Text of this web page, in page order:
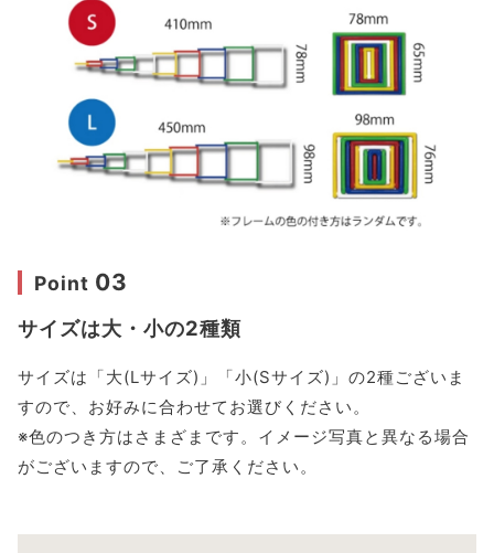
Point 03
サイズは大・小の2種類
サイズは「大(Lサイズ)」「小(Sサイズ)」の2種ございま
すので、お好みに合わせてお選びください。
※色のつき方はさまざまです。イメージ写真と異なる場合
がございますので、ご了承ください。